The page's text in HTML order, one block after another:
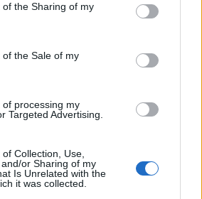
the Sharing of my
the Sale of my
processing my
Targeted Advertising.
Collection, Use,
or Sharing of my
Is Unrelated with the
it was collected.
текстот се на редакцијата
ѝ одговори на Шпанија
ризици
руски напад погоден еден од
(ВИДЕО)